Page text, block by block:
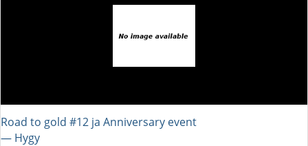
Road to gold #12 ja Anniversary event
― Hygy